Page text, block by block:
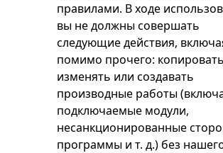
правилами. В ходе
вы не должны совершать
следующие действия,
помимо прочего:
изменять или создавать
производные работы
подключаемые модули,
несанкционированные
программы и т. д.) без